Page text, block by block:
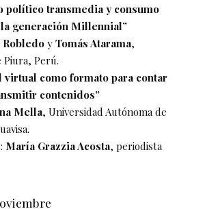
político transmedia y consumo
generación Millennial”
y Tomás Atarama,
Piura, Perú.
virtual como formato para contar
contenidos”
Mella, Universidad Autónoma de
María Grazzia Acosta, periodista